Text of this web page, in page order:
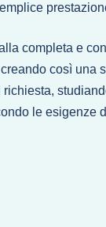
completa e
così una
le esigenze